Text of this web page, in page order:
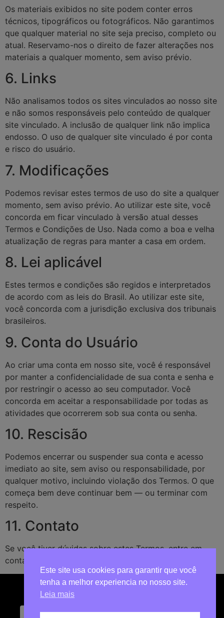
Os materiais exibidos no site podem conter erros
técnicos, tipográficos ou fotográficos. Não garantimos
que qualquer material no site seja preciso, completo ou
atual. Reservamo-nos o direito de fazer alterações nos
materiais a qualquer momento, sem aviso prévio.
6. Links
Não analisamos todos os sites vinculados ao nosso site
e não somos responsáveis pelo conteúdo de qualquer
site vinculado. A inclusão de qualquer link não implica
endosso. O uso de qualquer site vinculado é por conta
e risco do usuário.
7. Modificações
Podemos revisar estes termos de uso do site a qualquer
momento, sem aviso prévio. Ao utilizar este site, você
concorda em ficar vinculado à versão atual desses
Termos e Condições de Uso. Nada como a boa e velha
atualização de regras para manter a casa em ordem.
8. Lei aplicável
Estes termos e condições são regidos e interpretados
de acordo com as leis do Brasil. Ao utilizar este site,
você concorda com a jurisdição exclusiva dos tribunais
brasileiros.
9. Conta do Usuário
Ao criar uma conta em nosso site, você é responsável
por manter a confidencialidade de sua conta e senha e
por restringir o acesso ao seu computador. Você
concorda em aceitar a responsabilidade por todas as
atividades que ocorrerem sob sua conta ou senha.
10. Rescisão
Podemos encerrar ou suspender sua conta e acesso
imediato ao site, sem aviso ou responsabilidade, por
qualquer motivo, incluindo violação dos Termos. O que
começa bem deve continuar bem — ou terminar com
respeito.
11. Contato
Se você tiver dúvidas sobre estes Termos, entre em
contato conosco pelo e-mail:
Este site usa cookies para garantir que você
tenha a melhor experiencia no nosso site.
Leia mais